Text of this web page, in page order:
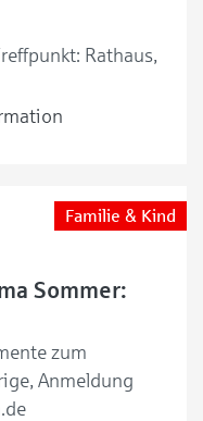
Rathaus,
Familie & Kind
Sommer:
zum
Anmeldung